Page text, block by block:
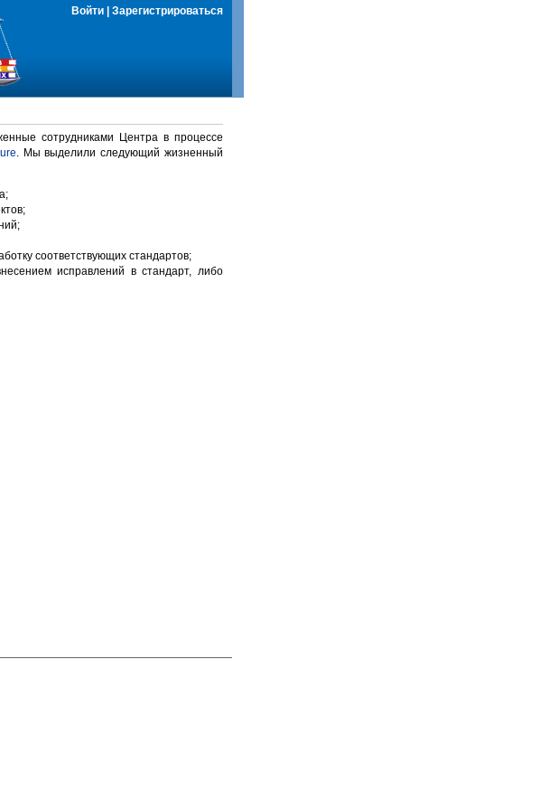
Войти Зарегистрироваться
сотрудниками Центра в процессе
. Мы выделили следующий жизненный
соответствующих стандартов;
исправлений в стандарт, либо